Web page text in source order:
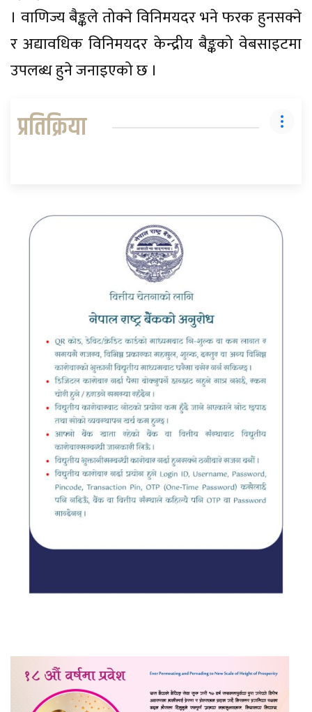
। वाणिज्य बैङ्कले तोक्ने विनिमयदर भने फरक हुनसक्ने
र अद्यावधिक विनिमयदर केन्द्रीय बैङ्कको वेबसाइटमा
उपलब्ध हुने जनाइएको छ ।
प्रतिक्रिया